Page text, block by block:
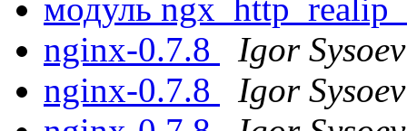
модуль
nginx-0.7.8
Igor Sysoev
nginx-0.7.8
Igor Sysoev